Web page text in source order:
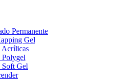
Permanente
Gel
Acrílicas
Polygel
Soft Gel